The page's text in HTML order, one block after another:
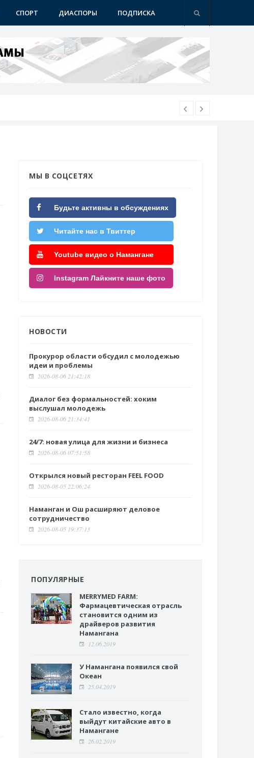
СПОРТ ДИАСПОРЫ ПОДПИСКА
МЫ В СОЦСЕТЯХ
Будьте активны в обсуждениях
Читайте нас в Твиттер
Youtube видео о Намангане
Instagram Лайкните наше фото
НОВОСТИ
Прокурор области обсудил с молодежью
идеи и проблемы
2026-08-06 21:42:18
Диалог без формальностей: хоким
выслушал молодежь
2026-08-06 21:34:41
24/7: новая улица для жизни и бизнеса
2026-08-06 07:51:58
Открылся новый ресторан FEEL FOOD
2026-08-05 22:06:24
Наманган и Ош расширяют деловое
сотрудничество
2026-08-05 19:37:13
ПОПУЛЯРНЫЕ
MERRYMED FARM:
Фармацевтическая отрасль
становится одним из
драйверов развития
Намангана
12.06.2019
У Намангана появился свой
Океан
25.04.2019
Стало известно, когда
выйдут китайские авто в
Намангане
26.02.2019